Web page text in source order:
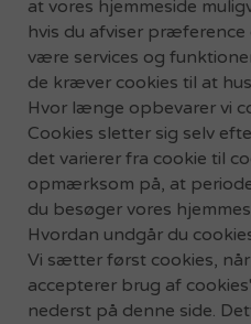
at vores hjemmeside
hvis du afviser præference
være services og
de kræver cookies til at
Hvor længe opbevarer vi
Cookies sletter sig selv
det varierer fra cookie til
opmærksom på, at
du besøger vores
Hvordan undgår du
Vi sætter først cookies,
accepterer brug af
nederst på denne side.